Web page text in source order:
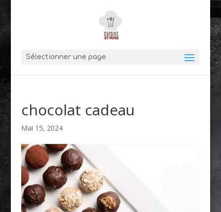
Sélectionner une page
chocolat cadeau
Mai 15, 2024